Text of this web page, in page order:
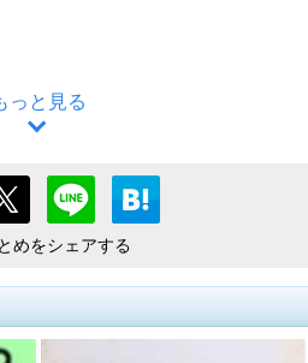
っと見る
めをシェアする